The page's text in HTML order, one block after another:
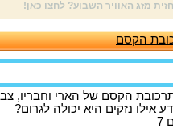
כנסו לאתר יום ההולדת של אייקיד!
הקסם
הקסם של הארי וחבריו,
אילו נזקים היא יכולה לגרום?
7